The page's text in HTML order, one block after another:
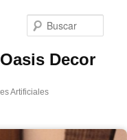
Decor
Artificiales